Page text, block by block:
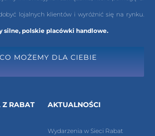
lojalnych klientów i wyróżnić się na rynku.
silne, polskie placówki handlowe.
MOŻEMY DLA CIEBIE
Z RABAT
AKTUALNOŚCI
Wydarzenia w Sieci Rabat